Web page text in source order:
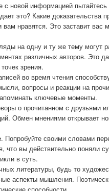
с новой информацией
это? Какие доказательства
нравятся. Это заставит вас
на одну и ту же тему могут
различных авторов. Это
зрения.
во время чтения
вопросы и реакции на
ключевые моменты.
о прочитанном с друзьями
Обмен мнениями открывает
. Попробуйте своими словами
что вы действительно поняли
в суть.
литературы, будь то
аспекты мышления.